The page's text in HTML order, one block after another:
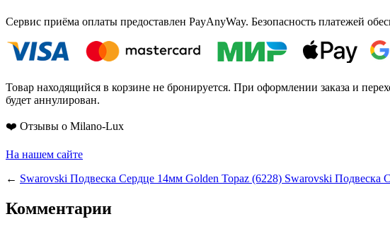
Сервис приёма оплаты предоставлен PayAnyWay. Безопасность платежей
Товар находящийся в корзине не бронируется. При оформлении заказа и
будет аннулирован.
❤️ Отзывы о Milano-Lux
На нашем сайте
← Swarovski Подвеска Сердце 14мм Golden Topaz (6228) Swarovski Подвеска
Комментарии